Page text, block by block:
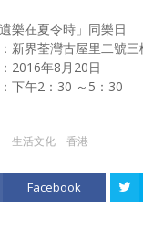
遺樂在夏令時」同樂日
新界荃灣古屋里二號
2016年8月20日
下午2：30 ～5：30
生活文化 香港
Facebook